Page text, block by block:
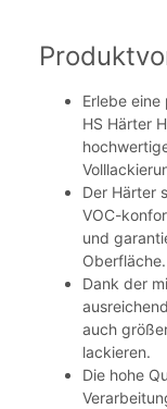
Erlebe
HS Härter
Der Härter
VOC-
und
Oberfläche.
Dank der
auch
lackieren.
Die hohe